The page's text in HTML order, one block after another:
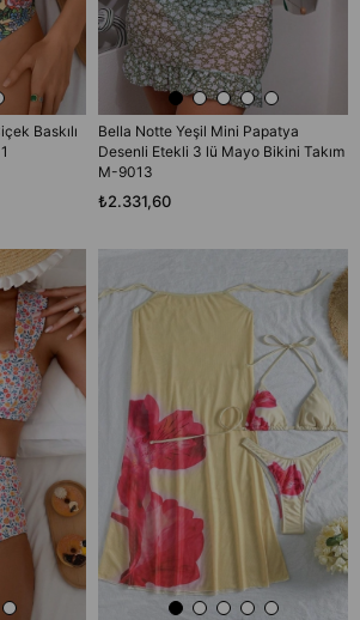
Baskılı
Bella Notte Yeşil Mini Papatya
Desenli Etekli 3 lü Mayo Bikini Takım
M-9013
₺2.331,60